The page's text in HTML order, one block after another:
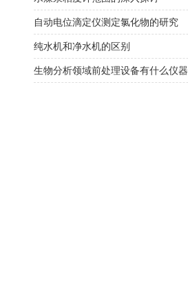
自动电位滴定仪测定氯化物的研究
纯水机和净水机的区别
生物分析领域前处理设备有什么仪器